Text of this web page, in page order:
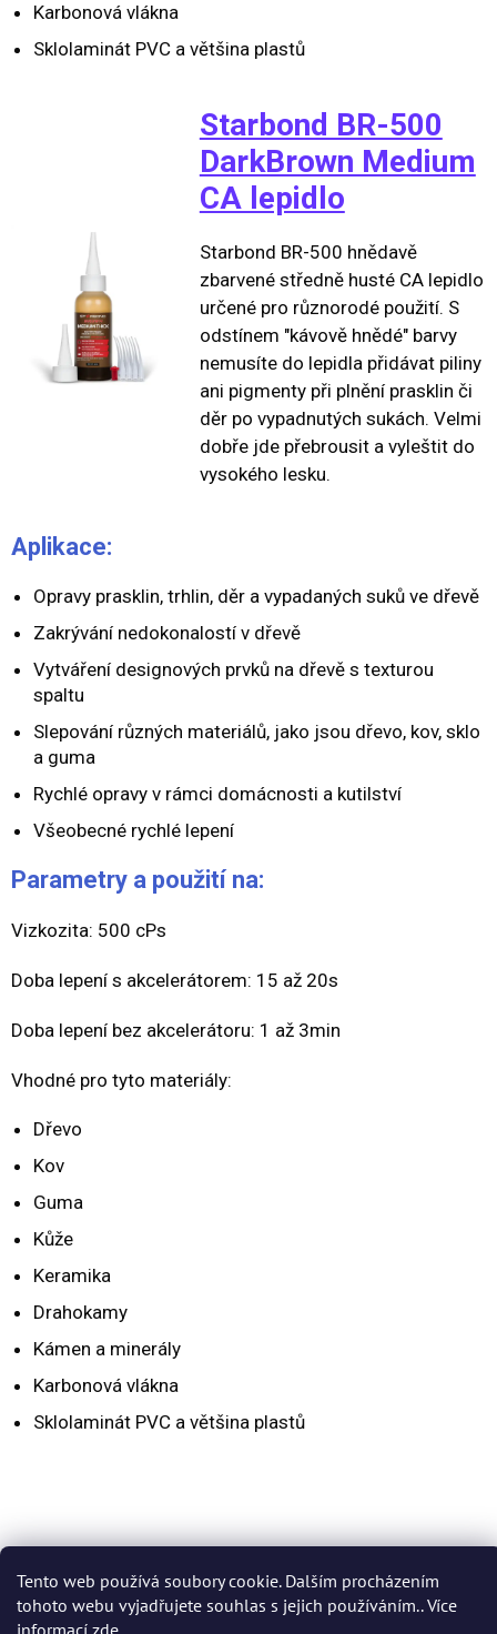
Tento web používá soubory cookie. Dalším procházením
tohoto webu vyjadřujete souhlas s jejich používáním.. Více
informací zde
Karbonová vlákna
Sklolaminát PVC a většina plastů
Starbond BR-500
DarkBrown Medium
CA lepidlo
Starbond BR-500 hnědavě
zbarvené středně husté CA lepidlo
určené pro různorodé použití. S
odstínem "kávově hnědé" barvy
nemusíte do lepidla přidávat piliny
ani pigmenty při plnění prasklin či
děr po vypadnutých sukách. Velmi
dobře jde přebrousit a vyleštit do
vysokého lesku.
Aplikace:
Opravy prasklin, trhlin, děr a vypadaných suků ve dřevě
Zakrývání nedokonalostí v dřevě
Vytváření designových prvků na dřevě s texturou
spaltu
Slepování různých materiálů, jako jsou dřevo, kov, sklo
a guma
Rychlé opravy v rámci domácnosti a kutilství
Všeobecné rychlé lepení
Parametry a použití na:
Vizkozita: 500 cPs
Doba lepení s akcelerátorem: 15 až 20s
Doba lepení bez akcelerátoru: 1 až 3min
Vhodné pro tyto materiály:
Dřevo
Kov
Guma
Kůže
Keramika
Drahokamy
Kámen a minerály
Karbonová vlákna
Sklolaminát PVC a většina plastů
PŘEDCHOZÍ ČLÁNEK DALŠÍ ČLÁNEK